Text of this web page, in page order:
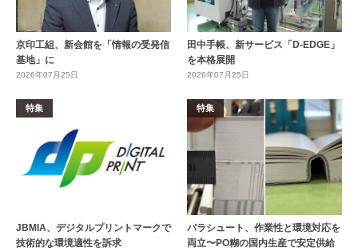
京印工組、新会館を「情報の受発信
基地」に
2026年07月25日
田中手帳、新サービス「D-EDGE」
を本格展開
2026年07月25日
特集
JBMIA、デジタルプリントマークで
技術的な環境適性を訴求
特集
パラシュート、作業性と環境対応を
両立〜PO糊の国内生産で安定供給